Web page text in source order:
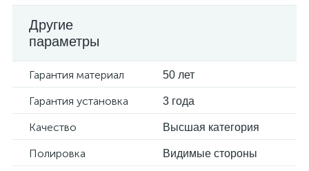
Другие
параметры
Гарантия материал 50 лет
Гарантия установка 3 года
Качество Высшая категория
Полировка Видимые стороны